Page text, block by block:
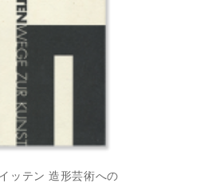
ッテン 造形芸術への